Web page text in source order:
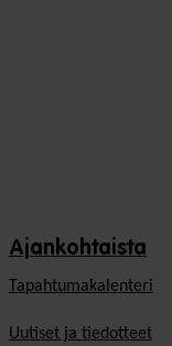
Ajankohtaista
Tapahtumakalenteri
Uutiset ja tiedotteet